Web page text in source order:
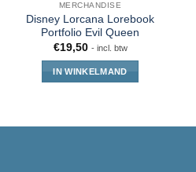
MERCHANDISE
Disney Lorcana Lorebook
Portfolio Evil Queen
€19,50 - incl. btw
IN WINKELMAND